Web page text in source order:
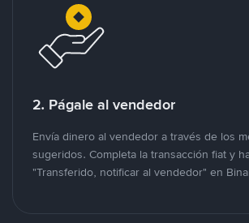
2. Págale al vendedor
Envía dinero al vendedor a través de los
sugeridos. Completa la transacción fiat y
"Transferido, notificar al vendedor" en